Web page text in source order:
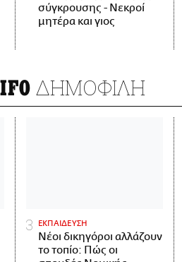
σύγκρουσης - Νεκροί
μητέρα και γιος
ΔΗΜΟΦΙΛΗ
ΕΚΠΑΙΔΕΥΣΗ
Νέοι δικηγόροι αλλάζουν
το τοπίο: Πώς οι